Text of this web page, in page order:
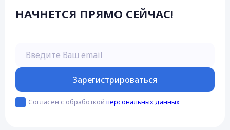
НАЧНЕТСЯ ПРЯМО СЕЙЧАС!
Зарегистрироваться
Согласен с обработкой персональных данных